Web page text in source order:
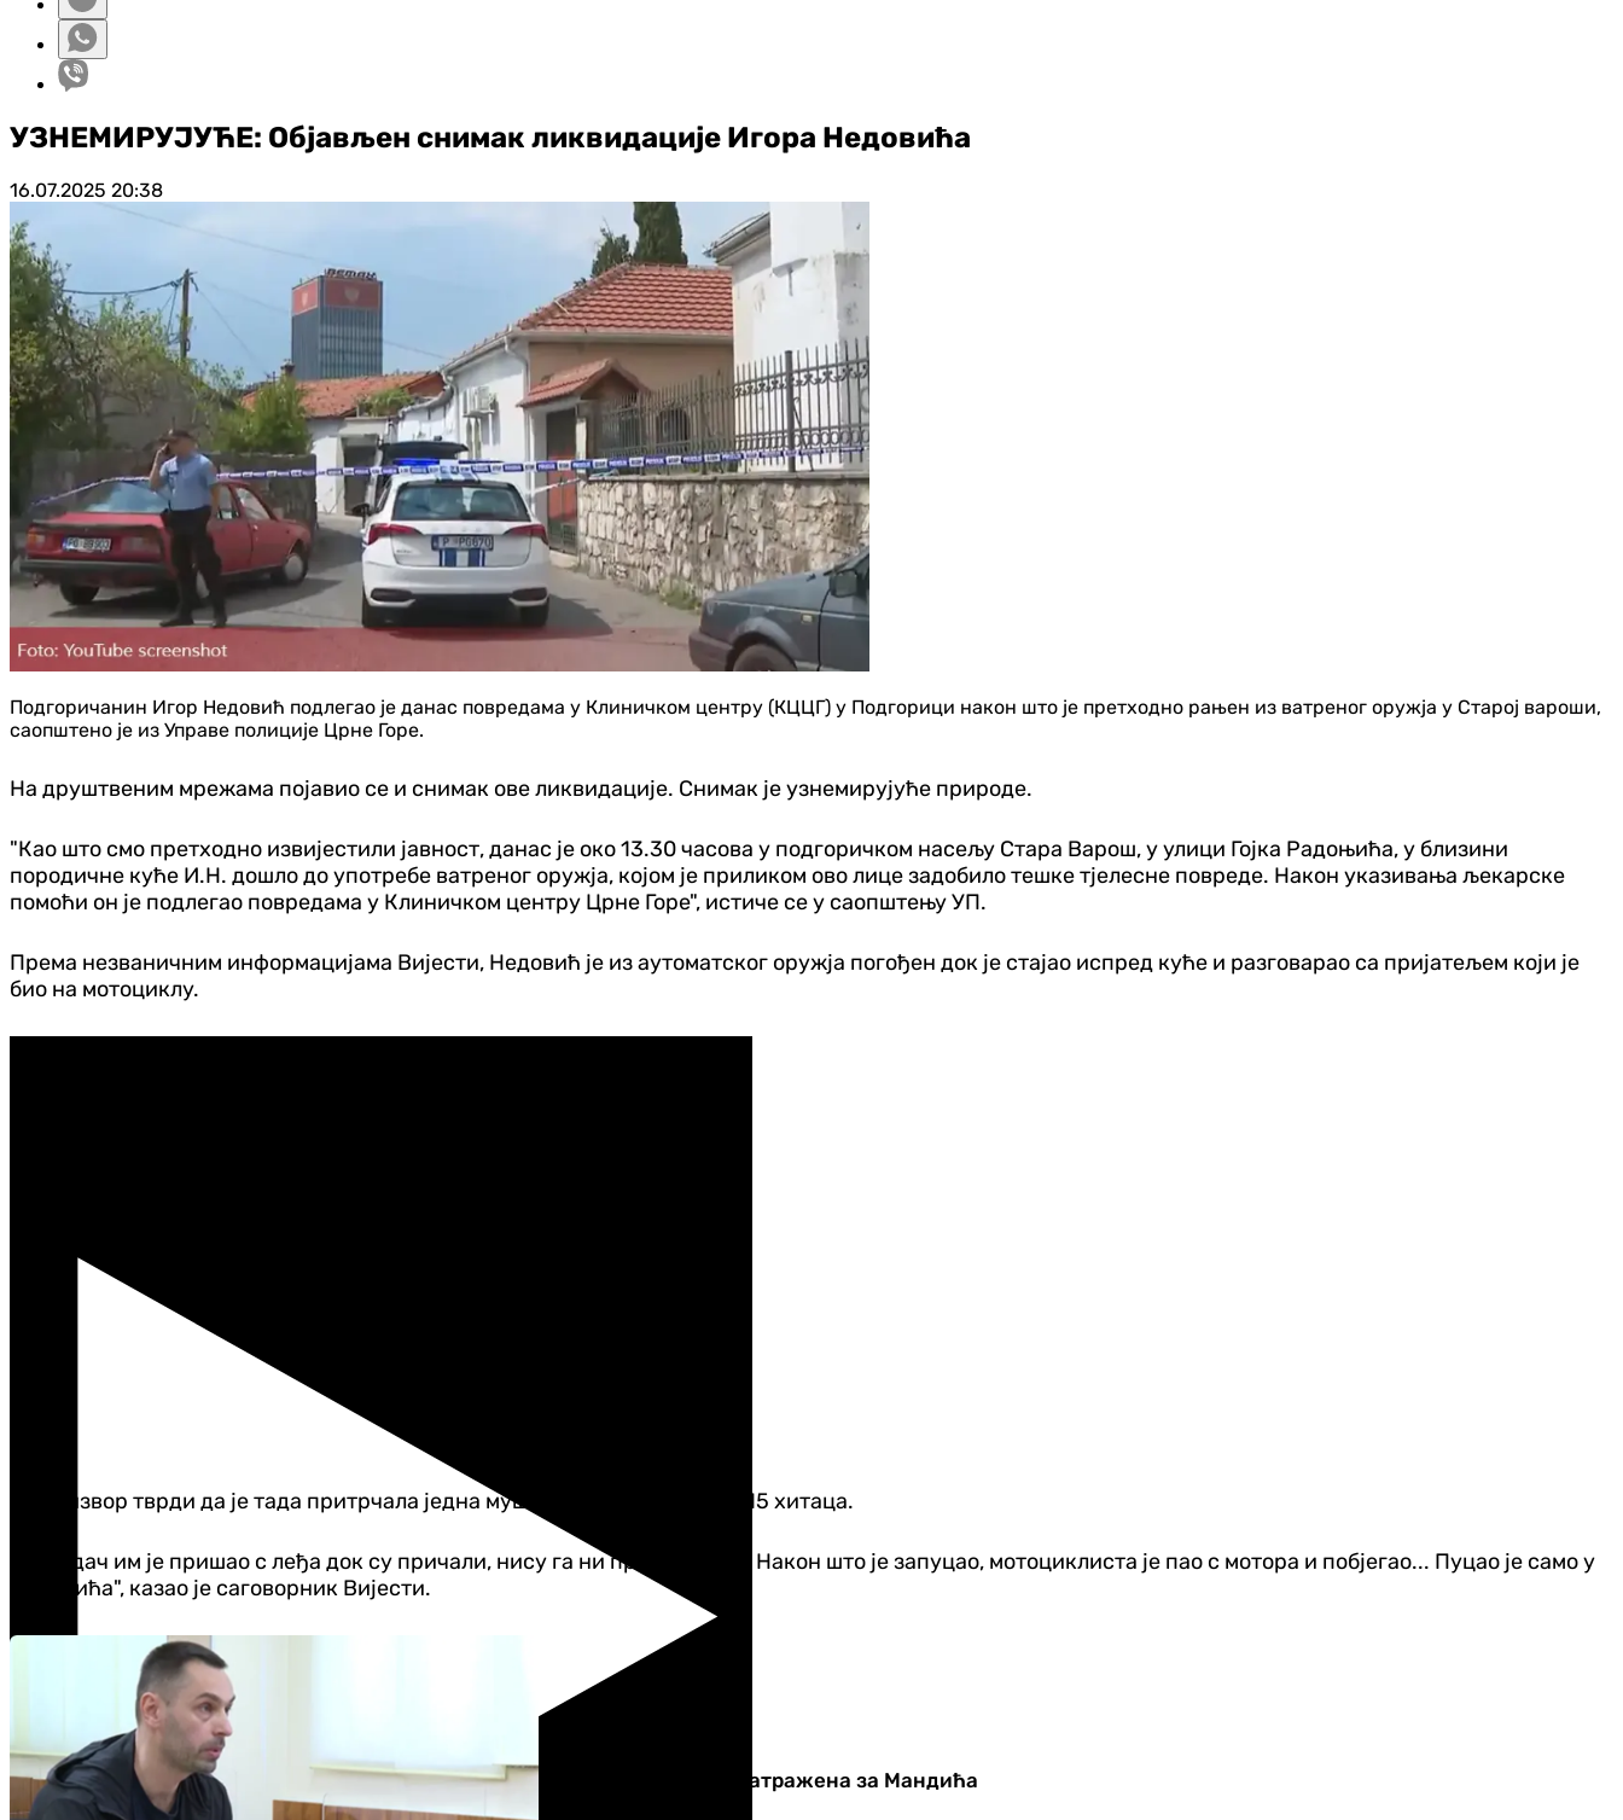
УЗНЕМИРУЈУЋЕ: Објављен снимак ликвидације Игора Недовића
16.07.2025 20:38
Подгоричанин Игор Недовић подлегао је данас повредама у Клиничком центру (КЦЦГ) у Подгорици након што је претходно рањен из ватреног оружја у Старој вароши,
саопштено је из Управе полиције Црне Горе.
На друштвеним мрежама појавио се и снимак ове ликвидације. Снимак је узнемирујуће природе.
"Као што смо претходно извијестили јавност, данас је око 13.30 часова у подгоричком насељу Стара Варош, у улици Гојка Радоњића, у близини
породичне куће И.Н. дошло до употребе ватреног оружја, којом је приликом ово лице задобило тешке тјелесне повреде. Након указивања љекарске
помоћи он је подлегао повредама у Клиничком центру Црне Горе", истиче се у саопштењу УП.
Према незваничним информацијама Вијести, Недовић је из аутоматског оружја погођен док је стајао испред куће и разговарао са пријатељем који је
био на мотоциклу.
Исти извор тврди да је тада притрчала једна мушка особа и испалила 15 хитаца.
"Нападач им је пришао с леђа док су причали, нису га ни примијетили. Након што је запуцао, мотоциклиста је пао с мотора и побјегао... Пуцао је само у
Недовића", казао је саговорник Вијести.
Најстрожа казна затражена за Мандића